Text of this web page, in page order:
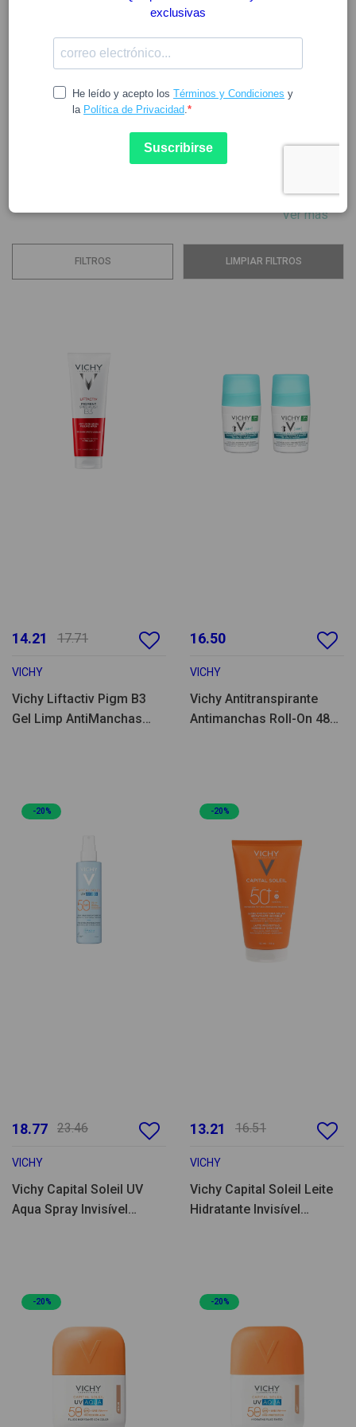
VICHY
Vichy es una marca creada en 1931 en la región de
las mujeres en sus rutinas de cuidado diario de la piel,
promover la sostenibilidad y proteger el medio ambiente.
Ver más
FILTROS LIMPIAR FILTROS
14.21 17.71
VICHY
Vichy Liftactiv Pigm B3
Gel Limp AntiManchas
16.50
VICHY
Vichy Antitranspirante
Antimanchas Roll-On 48H
-20%
18.77 23.46
VICHY
Vichy Capital Soleil UV
Aqua Spray Invisível
-20%
13.21 16.51
VICHY
Vichy Capital Soleil Leite
Hidratante Invisível
-20% -20%